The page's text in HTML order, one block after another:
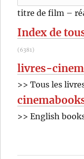
pour
:
titre de film –
Index de
(6381)
livres-
>> Tous les
>> English